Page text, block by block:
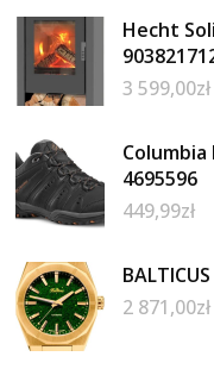
Hecht
3 599,00zł
4695596
449,99zł
2 871,00zł